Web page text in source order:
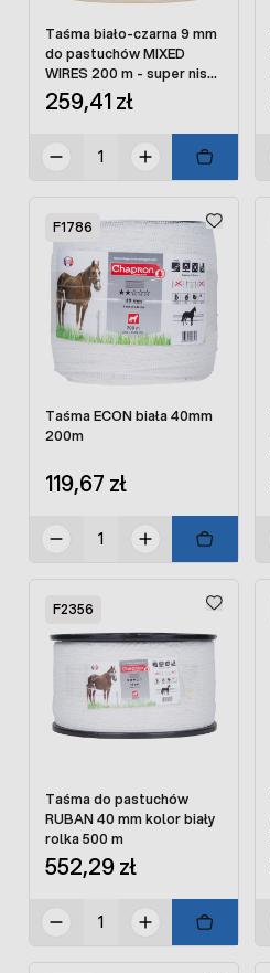
Taśma biało-czarna 9 mm
do pastuchów MIXED
WIRES 200 m - super niska
oporność
259,41 zł
F1786
Taśma ECON biała 40mm
200m
119,67 zł
F2356
Taśma do pastuchów
RUBAN 40 mm kolor biały
rolka 500 m
552,29 zł